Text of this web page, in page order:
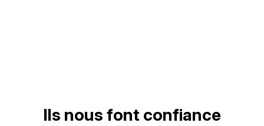
Ils nous font confiance